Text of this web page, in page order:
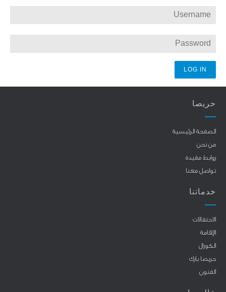
حريصا
الصفحة الرئيسية
من نحن
روابط مفيدة
تواصل معنا
خدماتنا
الاحتفالات
الإقامة
الكورال
حريصا بارك
الفنون